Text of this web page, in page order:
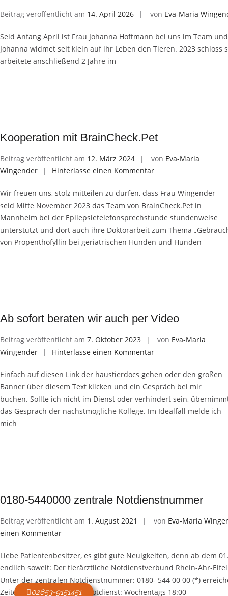
Beitrag veröffentlicht am 14. April 2026 von Eva-Maria
Seid Anfang April ist Frau Johanna Hoffmann bei uns im Team
Johanna widmet seit klein auf ihr Leben den Tieren. 2023
arbeitete anschließend 2 Jahre im
Kooperation mit BrainCheck.Pet
Beitrag veröffentlicht am 12. März 2024 von Eva-Maria
Wingender
Hinterlasse einen Kommentar
Wir freuen uns, stolz mitteilen zu dürfen, dass Frau Wingender
seid Mitte November 2023 das Team von BrainCheck.Pet in
Mannheim bei der Epilepsietelefonsprechstunde stundenweise
unterstützt und dort auch ihre Doktorarbeit zum Thema
von Propenthofyllin bei geriatrischen Hunden und Hunden
Ab sofort beraten wir auch per Video
Beitrag veröffentlicht am 7. Oktober 2023 von Eva-Maria
Wingender
Hinterlasse einen Kommentar
Einfach auf diesen Link der haustierdocs gehen oder den großen
Banner über diesem Text klicken und ein Gespräch bei mir
buchen. Sollte ich nicht im Dienst oder verhindert sein,
das Gespräch der nächstmögliche Kollege. Im Idealfall melde ich
mich
0180-5440000 zentrale Notdienstnummer
Beitrag veröffentlicht am 1. August 2021 von Eva-Maria
einen Kommentar
Liebe Patientenbesitzer, es gibt gute Neuigkeiten, denn ab dem
endlich soweit: Der tierärztliche Notdienstverbund Rhein-Ahr-
Unter der zentralen Notdienstnummer: 0180- 544 00 00 (*)
Zeiten den tierärztlichen Notdienst: Wochentags 18:00
02653-9151451